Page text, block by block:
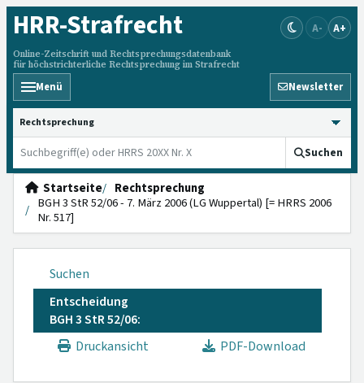
HRR-Strafrecht
Online-Zeitschrift und Rechtsprechungsdatenbank
für höchstrichterliche Rechtsprechung im Strafrecht
A- A+
Menü Newsletter
HRRS durchsuchen
Suchen
Startseite
Rechtsprechung
BGH 3 StR 52/06 - 7. März 2006 (LG Wuppertal) [= HRRS 2006
Nr. 517]
Suchen
Entscheidung
BGH 3 StR 52/06:
Druckansicht
PDF-Download